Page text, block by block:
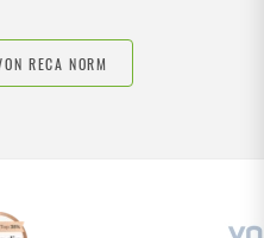
RECA NORM